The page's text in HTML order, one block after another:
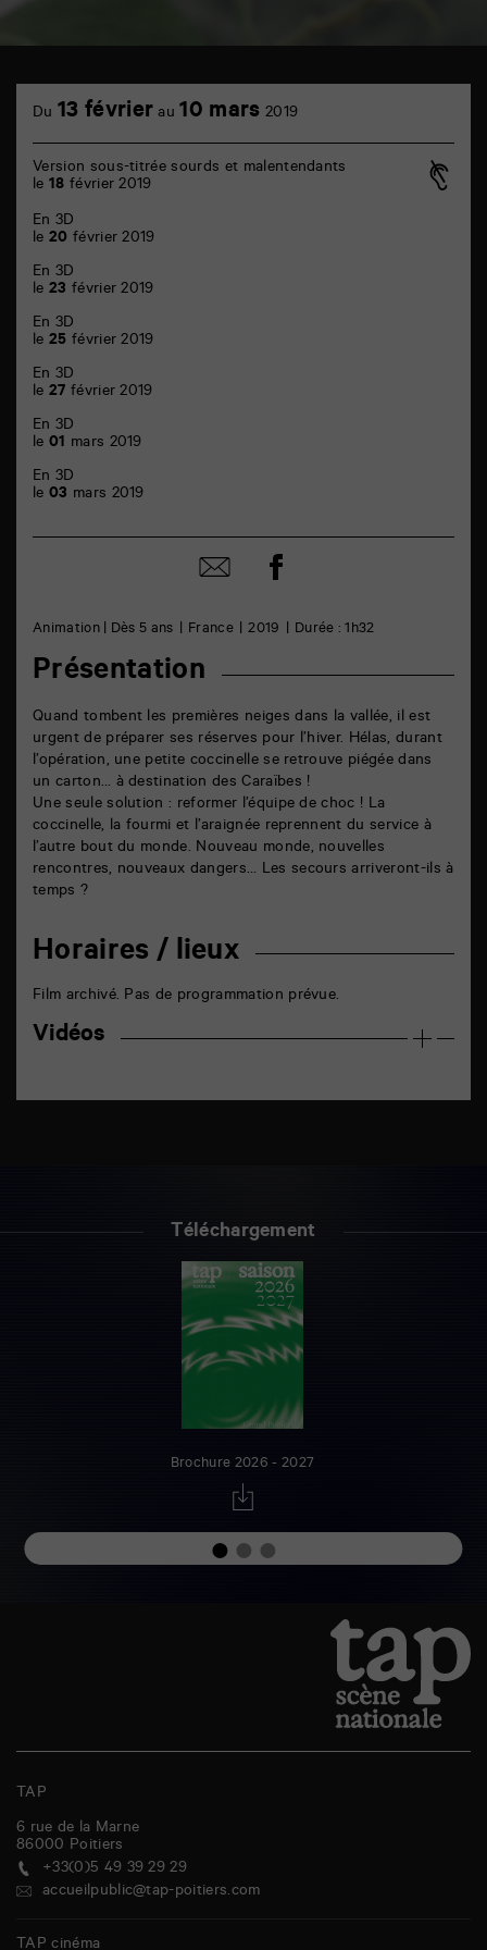
cinéma
86000
Poitiers
Animation | Dès 5 ans France 2019 Durée : 1h32
Présentation
Quand tombent les premières neiges dans la vallée, il est
urgent de préparer ses réserves pour l’hiver. Hélas, durant
l’opération, une petite coccinelle se retrouve piégée dans
un carton… à destination des Caraïbes !
Une seule solution : reformer l’équipe de choc ! La
coccinelle, la fourmi et l’araignée reprennent du service à
l’autre bout du monde. Nouveau monde, nouvelles
rencontres, nouveaux dangers… Les secours arriveront-ils à
temps ?
Horaires / lieux
Film archivé. Pas de programmation prévue.
Vidéos
Du 13 février au 10 mars 2019
Version sous-titrée sourds et malentendants
le 18 février 2019
En 3D
le 20 février 2019
En 3D
le 23 février 2019
En 3D
le 25 février 2019
En 3D
le 27 février 2019
En 3D
le 01 mars 2019
En 3D
le 03 mars 2019
Partager
par
Partager
sur
Téléchargement
Brochure 2026 - 2027
TAP
6 rue de la Marne
86000 Poitiers
+33(0)5 49 39 29 29
accueilpublic@tap-poitiers.com
TAP cinéma